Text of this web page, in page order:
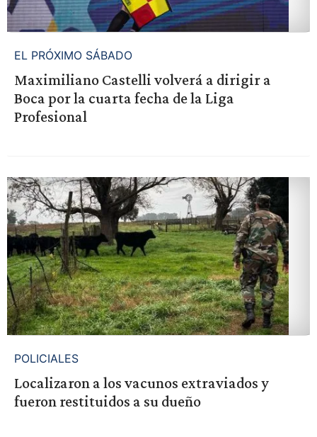
EL PRÓXIMO SÁBADO
Maximiliano Castelli volverá a dirigir a
Boca por la cuarta fecha de la Liga
Profesional
POLICIALES
Localizaron a los vacunos extraviados y
fueron restituidos a su dueño